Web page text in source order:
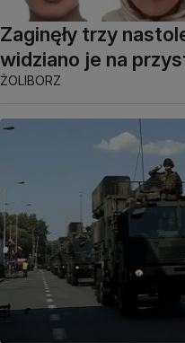
Zaginęły trzy
widziano je na
ŻOLIBORZ